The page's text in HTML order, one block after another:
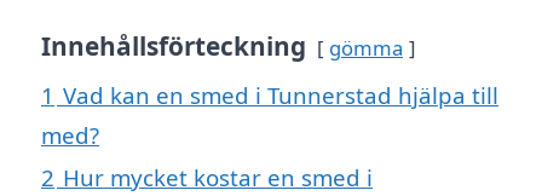
Innehållsförteckning gömma
1 Vad kan en smed i Tunnerstad hjälpa till
med?
2 Hur mycket kostar en smed i